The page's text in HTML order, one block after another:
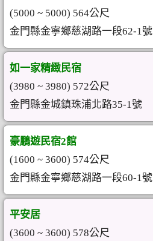
(5000 ~ 5000) 564公尺
金門縣金寧鄉慈湖路一段62-1號
如一家精緻民宿
(3980 ~ 3980) 572公尺
金門縣金城鎮珠浦北路35-1號
豪鵬遊民宿2館
(1600 ~ 3600) 574公尺
金門縣金寧鄉慈湖路一段60-1號
平安居
(3600 ~ 3600) 578公尺